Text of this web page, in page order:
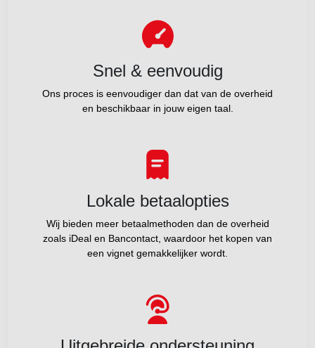
Snel & eenvoudig
Ons proces is eenvoudiger dan dat van de overheid
en beschikbaar in jouw eigen taal.
Lokale betaalopties
Wij bieden meer betaalmethoden dan de overheid
zoals iDeal en Bancontact, waardoor het kopen van
een vignet gemakkelijker wordt.